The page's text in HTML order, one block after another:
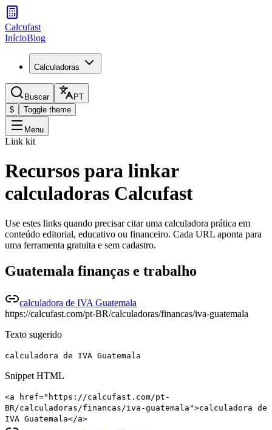
Calcufast
InícioBlog
Calculadoras
Buscar
PT
$
Toggle theme
Menu
Link kit
Recursos para linkar
calculadoras Calcufast
Use estes links quando precisar citar uma calculadora prática em
conteúdo editorial, educativo ou financeiro. Cada URL aponta para
uma ferramenta gratuita e sem cadastro.
Guatemala finanças e trabalho
calculadora de IVA Guatemala
https://calcufast.com/pt-BR/calculadoras/financas/iva-guatemala
Texto sugerido
calculadora de IVA Guatemala
Snippet HTML
<a href="https://calcufast.com/pt-
BR/calculadoras/financas/iva-guatemala">calculadora de
IVA Guatemala</a>